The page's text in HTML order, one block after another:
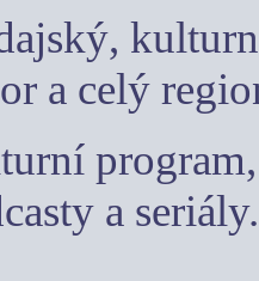
a celý
a seriály.